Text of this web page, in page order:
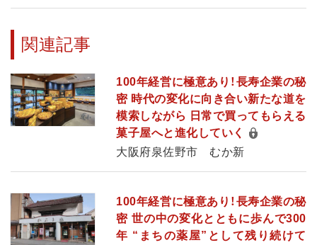
関連記事
100年経営に極意あり！長寿企業の秘
密 時代の変化に向き合い新たな道を
模索しながら 日常で買ってもらえる
菓子屋へと進化していく
大阪府泉佐野市 むか新
100年経営に極意あり！長寿企業の秘
密 世の中の変化とともに歩んで300
年 “まちの薬屋”として残り続けて